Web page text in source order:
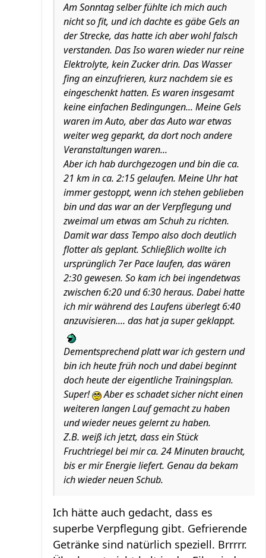
Am Sonntag selber fühlte ich mich auch
nicht so fit, und ich dachte es gäbe Gels an
der Strecke, das hatte ich aber wohl falsch
verstanden. Das Iso waren wieder nur reine
Elektrolyte, kein Zucker drin. Das Wasser
fing an einzufrieren, kurz nachdem sie es
eingeschenkt hatten. Es waren insgesamt
keine einfachen Bedingungen... Meine Gels
waren im Auto, aber das Auto war etwas
weiter weg geparkt, da dort noch andere
Veranstaltungen waren...
Aber ich hab durchgezogen und bin die ca.
21 km in ca. 2:15 gelaufen. Meine Uhr hat
immer gestoppt, wenn ich stehen geblieben
bin und das war an der Verpflegung und
zweimal um etwas am Schuh zu richten.
Damit war dass Tempo also doch deutlich
flotter als geplant. Schließlich wollte ich
ursprünglich 7er Pace laufen, das wären
2:30 gewesen. So kam ich bei ingendetwas
zwischen 6:20 und 6:30 heraus. Dabei hatte
ich mir während des Laufens überlegt 6:40
anzuvisieren.... das hat ja super geklappt.
Dementsprechend platt war ich gestern und
bin ich heute früh noch und dabei beginnt
doch heute der eigentliche Trainingsplan.
Super!
Aber es schadet sicher nicht einen
weiteren langen Lauf gemacht zu haben
und wieder neues gelernt zu haben.
Z.B. weiß ich jetzt, dass ein Stück
Fruchtriegel bei mir ca. 24 Minuten braucht,
bis er mir Energie liefert. Genau da bekam
ich wieder neuen Schub.
Ich hätte auch gedacht, dass es
superbe Verpflegung gibt. Gefrierende
Getränke sind natürlich speziell. Brrrrr.